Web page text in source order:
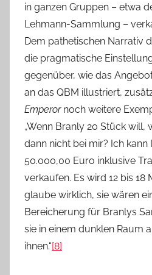
in ganzen Gruppen – etwa
Lehmann-Sammlung –
Dem pathetischen Narrativ
die pragmatische
gegenüber, wie das
an das QBM illustriert,
Emperornoch weitere
„Wenn Branly 20 Stück will,
dann nicht bei mir? Ich kann
50.000,00 Euro inklusive
verkaufen. Es wird 12 bis 18
glaube wirklich, sie wären
Bereicherung für Branlys
sie in einem dunklen Raum
ihnen.“[8]